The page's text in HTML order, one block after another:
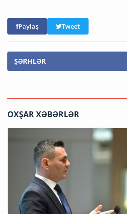
Paylaş Tweet
ŞƏRHLƏR
OXŞAR XƏBƏRLƏR